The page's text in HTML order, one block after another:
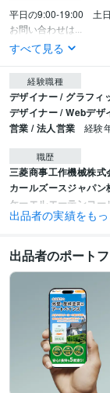
平日の9:00-19:00　土
お問い合わせは...
すべて見る
経験職種
デザイナー / グラフィ
デザイナー / Webデザ
営業 / 法人営業 経験
職歴
三菱商事工作機械株式
カールズースジャパン
ケーエルエーテンコー
ズースマイクロテック
関東工鈑株式会社
プログラミング言語
HTML:3年
ビジネス・クリエ
Excel:35年Google ス
Google ドキュメント
Adobe Photoshop:4年
弥生会計:1年
出品者の実績をも
出品者のポート